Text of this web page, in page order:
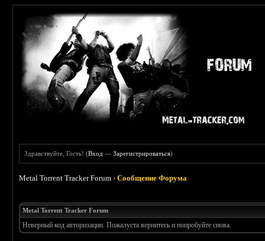
Здравствуйте, Гость! (Вход —Зарегистрироваться)
Metal Torrent Tracker Forum ›Сообщение Форума
Metal Torrent Tracker Forum
Неверный код авторизации. Пожалуста вернитесь и попробуйте снова.